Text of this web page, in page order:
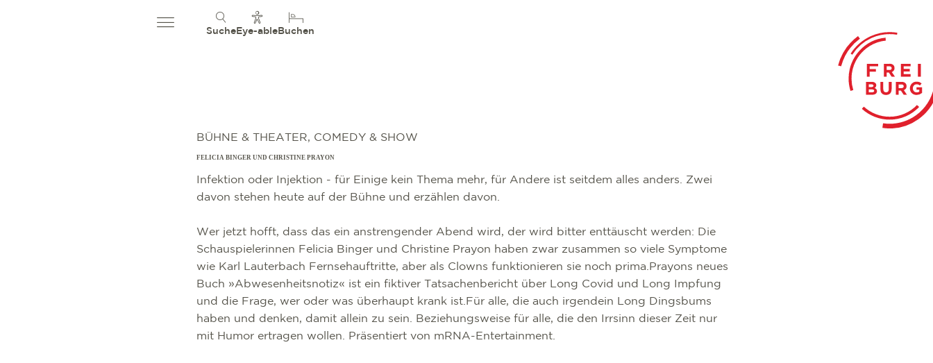
Suche Eye-able Buchen
BÜHNE & THEATER, COMEDY & SHOW
FELICIA BINGER UND CHRISTINE PRAYON
Infektion oder Injektion - für Einige kein Thema mehr, für Andere ist seitdem alles anders. Zwei
davon stehen heute auf der Bühne und erzählen davon.
Wer jetzt hofft, dass das ein anstrengender Abend wird, der wird bitter enttäuscht werden: Die
Schauspielerinnen Felicia Binger und Christine Prayon haben zwar zusammen so viele Symptome
wie Karl Lauterbach Fernsehauftritte, aber als Clowns funktionieren sie noch prima.Prayons neues
Buch »Abwesenheitsnotiz« ist ein fiktiver Tatsachenbericht über Long Covid und Long Impfung
und die Frage, wer oder was überhaupt krank ist.Für alle, die auch irgendein Long Dingsbums
haben und denken, damit allein zu sein. Beziehungsweise für alle, die den Irrsinn dieser Zeit nur
mit Humor ertragen wollen. Präsentiert von mRNA-Entertainment.